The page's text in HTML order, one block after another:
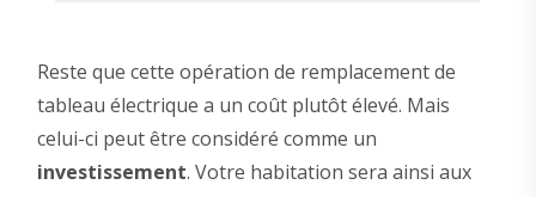
Reste que cette opération de remplacement de
tableau électrique a un coût plutôt élevé. Mais
celui-ci peut être considéré comme un
investissement. Votre habitation sera ainsi aux